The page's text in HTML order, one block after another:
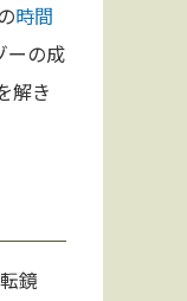
時間
ーの成
解き
鏡